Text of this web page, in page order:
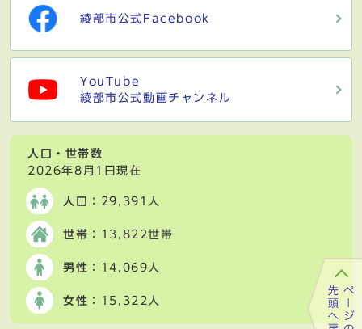
綾部市公式Facebook
YouTube
綾部市公式動画チャンネル
人口・世帯数
2026年8月1日現在
人口 ：29,391人
世帯 ：13,822世帯
男性 ：14,069人
女性 ：15,322人